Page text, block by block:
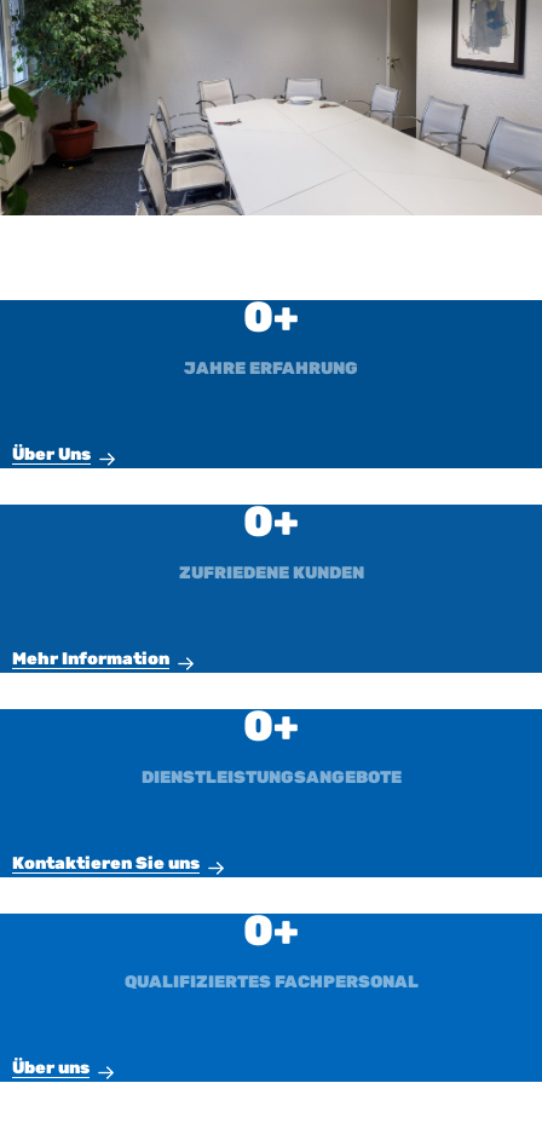
0
JAHRE ERFAHRUNG
Über Uns
0
ZUFRIEDENE KUNDEN
Mehr Information
0
DIENSTLEISTUNGSANGEBOTE
Kontaktieren Sie uns
0
QUALIFIZIERTES FACHPERSONAL
Über uns